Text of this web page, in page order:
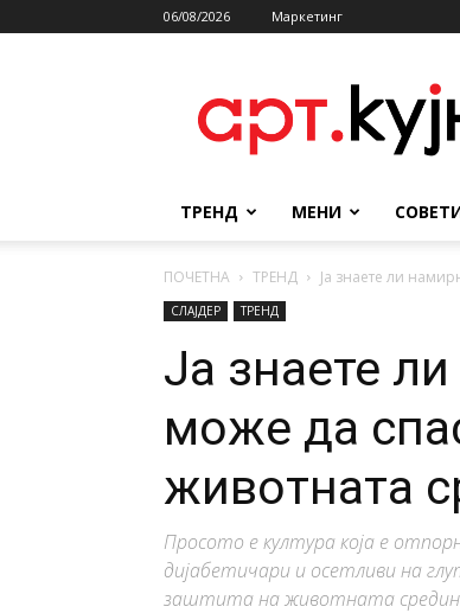
06/08/2026 Маркетинг
ТРЕНД МЕНИ
ПОЧЕТНА ТРЕНД Ја знаете ли
СЛАЈДЕР ТРЕНД
Ја знаете
може да
животната
Просото е култура која е
дијабетичари и осетливи на
заштита на животната